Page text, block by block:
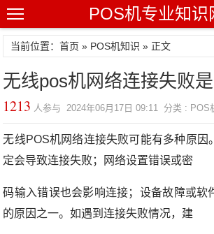
POS机专业知识
当前位置：首页 » POS机知识 » 正文
无线pos机网络连接失败
1213 人参与 2024年06月17日 09:11 分类 : POS
无线POS机网络连接失败可能有多种原因
定会导致连接失败；网络设置错误或密
码输入错误也会影响连接；设备故障或软
的原因之一。如遇到连接失败情况，建